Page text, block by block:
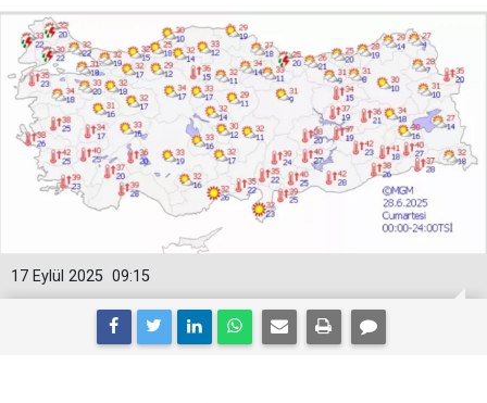
09:15
17 Eylül 2025